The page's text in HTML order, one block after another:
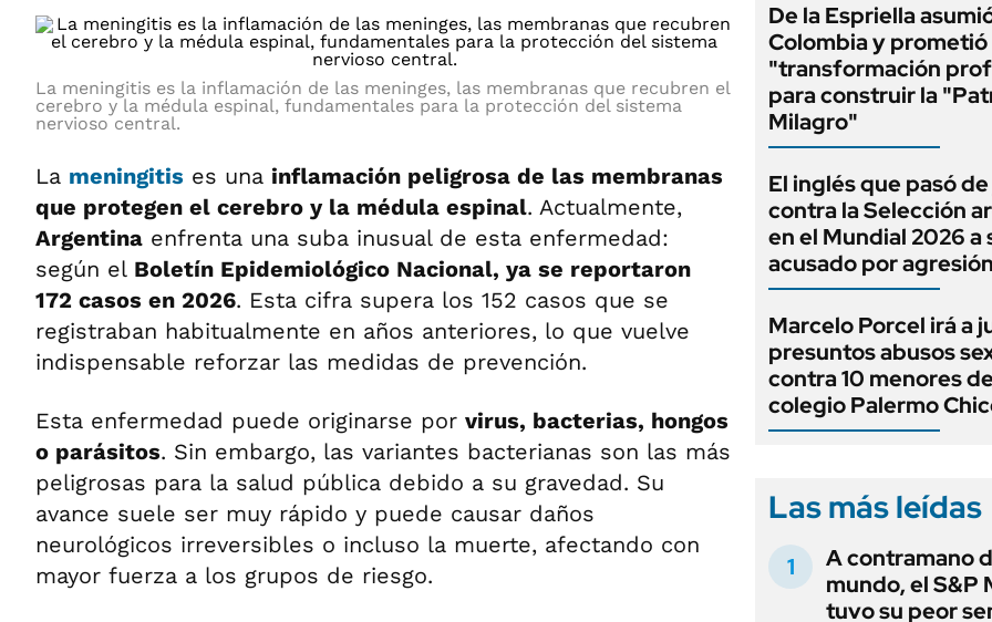
La meningitis es la inflamación de las meninges, las membranas que recubren el
cerebro y la médula espinal, fundamentales para la protección del sistema
nervioso central.
La meningitis es una inflamación peligrosa de las membranas
que protegen el cerebro y la médula espinal. Actualmente,
Argentina enfrenta una suba inusual de esta enfermedad:
según el Boletín Epidemiológico Nacional, ya se reportaron
172 casos en 2026. Esta cifra supera los 152 casos que se
registraban habitualmente en años anteriores, lo que vuelve
indispensable reforzar las medidas de prevención.
Esta enfermedad puede originarse por virus, bacterias, hongos
o parásitos. Sin embargo, las variantes bacterianas son las más
peligrosas para la salud pública debido a su gravedad. Su
avance suele ser muy rápido y puede causar daños
neurológicos irreversibles o incluso la muerte, afectando con
mayor fuerza a los grupos de riesgo.
De la Espriella
Colombia y prometió
"transformación
para construir la
Milagro"
El inglés que pasó
contra la Selección
en el Mundial 2026 a
acusado por agresión
Marcelo Porcel irá a
presuntos abusos
contra 10 menores
colegio Palermo
Las más leídas
A contramano
mundo, el S&P
tuvo su peor